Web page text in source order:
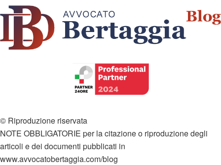
© Riproduzione riservata
NOTE OBBLIGATORIE per la citazione o riproduzione degli
articoli e dei documenti pubblicati in
www.avvocatobertaggia.com/blog